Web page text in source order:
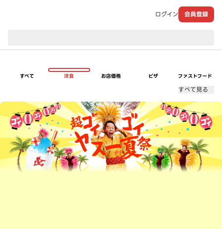
ログイン 会員登録
すべて 洋食 お店価格 ピザ ファストフード
すべて見る
超ゴイゴイヤスー夏祭